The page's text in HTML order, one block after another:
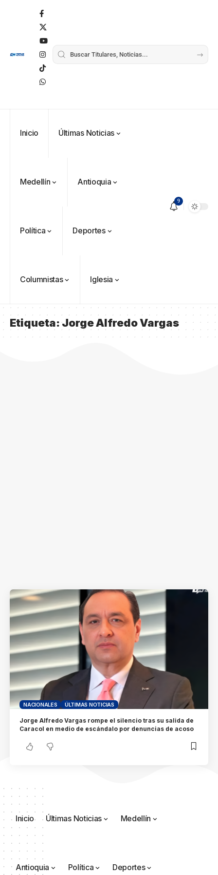
Inicio Últimas Noticias
Medellín Antioquia
Política Deportes
Columnistas Iglesia
9
Etiqueta:Jorge Alfredo Vargas
NACIONALES ÚLTIMAS NOTICIAS
Jorge Alfredo Vargas rompe el silencio tras su salida de
Caracol en medio de escándalo por denuncias de acoso
Inicio Últimas Noticias Medellín
Antioquia Política Deportes